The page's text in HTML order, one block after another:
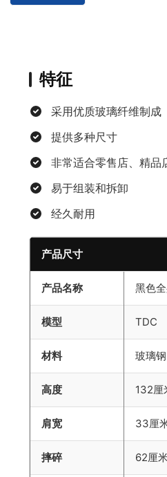
特征
采用优质玻璃纤维制成
提供多种尺寸
非常适合零售店、精品
易于组装和拆卸
经久耐用
产品尺寸
产品名称 黑色
模型 TDC
材料 玻璃钢
高度 132厘
肩宽 33厘
摔碎 62厘